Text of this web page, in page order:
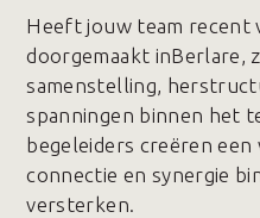
Heeft jouw team recent
doorgemaakt inBerlare,
samenstelling,
spanningen binnen het
begeleiders creëren een
connectie en synergie
versterken.